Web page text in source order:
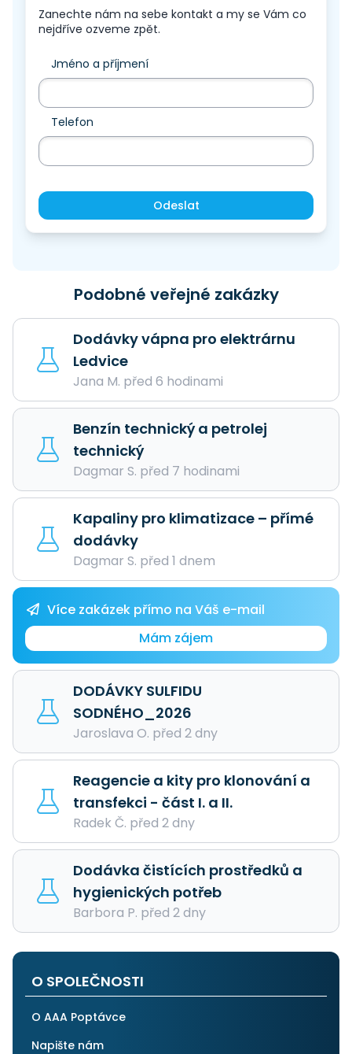
Zanechte nám na sebe kontakt a my se Vám co
nejdříve ozveme zpět.
Jméno a příjmení
Telefon
Odeslat
Podobné veřejné zakázky
Dodávky vápna pro elektrárnu
Ledvice
Jana M. před 6 hodinami
Benzín technický a petrolej
technický
Dagmar S. před 7 hodinami
Kapaliny pro klimatizace – přímé
dodávky
Dagmar S. před 1 dnem
Více zakázek přímo na Váš e-mail
Mám zájem
DODÁVKY SULFIDU
SODNÉHO_2026
Jaroslava O. před 2 dny
Reagencie a kity pro klonování a
transfekci - část I. a II.
Radek Č. před 2 dny
Dodávka čistících prostředků a
hygienických potřeb
Barbora P. před 2 dny
O SPOLEČNOSTI
O AAA Poptávce
Napište nám